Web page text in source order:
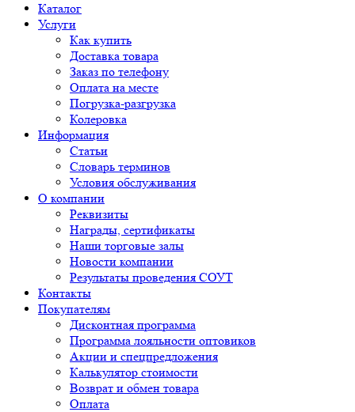
Каталог
Услуги
Как купить
Доставка товара
Заказ по телефону
Оплата на месте
Погрузка-разгрузка
Колеровка
Информация
Статьи
Словарь терминов
Условия обслуживания
О компании
Реквизиты
Награды, сертификаты
Наши торговые залы
Новости компании
Результаты проведения СОУТ
Контакты
Покупателям
Дисконтная программа
Программа лояльности оптовиков
Акции и спецпредложения
Калькулятор стоимости
Возврат и обмен товара
Оплата